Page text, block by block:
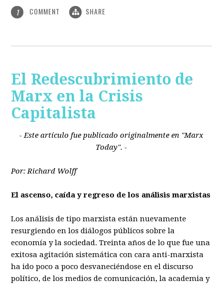
1 COMMENT SHARE
El Redescubrimiento de
Marx en la Crisis
Capitalista
- Este artículo fue publicado originalmente en "Marx
Today". -
Por: Richard Wolff
El ascenso, caída y regreso de los análisis marxistas
Los análisis de tipo marxista están nuevamente
resurgiendo en los diálogos públicos sobre la
economía y la sociedad. Treinta años de lo que fue una
exitosa agitación sistemática con cara anti-marxista
ha ido poco a poco desvaneciéndose en el discurso
político, de los medios de comunicación, la academia y